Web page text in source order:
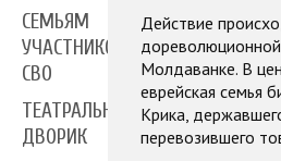
СЕМЬЯМ
УЧАСТНИКОВ
СВО
ТЕАТРАЛЬНЫЙ
ДВОРИК
Действие
Молдаванке. В
еврейская семья
Крика,
перевозившего